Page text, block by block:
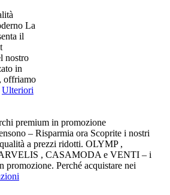
La
il
nostro
in
offriamo
Ulteriori
premium in promozione
– Risparmia ora Scoprite i nostri
a prezzi ridotti. OLYMP ,
, CASAMODA e VENTI – i
Perché acquistare nei